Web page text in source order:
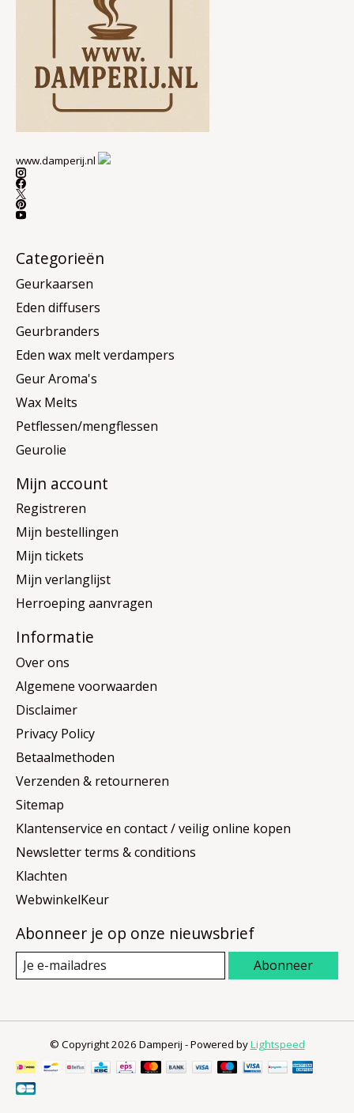
www.damperij.nl
Categorieën
Geurkaarsen
Eden diffusers
Geurbranders
Eden wax melt verdampers
Geur Aroma's
Wax Melts
Petflessen/mengflessen
Geurolie
Mijn account
Registreren
Mijn bestellingen
Mijn tickets
Mijn verlanglijst
Herroeping aanvragen
Informatie
Over ons
Algemene voorwaarden
Disclaimer
Privacy Policy
Betaalmethoden
Verzenden & retourneren
Sitemap
Klantenservice en contact / veilig online kopen
Newsletter terms & conditions
Klachten
WebwinkelKeur
Abonneer je op onze nieuwsbrief
Abonneer
© Copyright 2026 Damperij - Powered byLightspeed